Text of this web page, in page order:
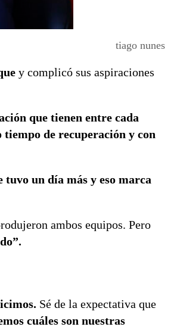
tiago nunes
y complicó sus aspiraciones
que tienen entre cada
de recuperación y con
un día más y eso marca
ambos equipos. Pero
Sé de la expectativa que
cuáles son nuestras